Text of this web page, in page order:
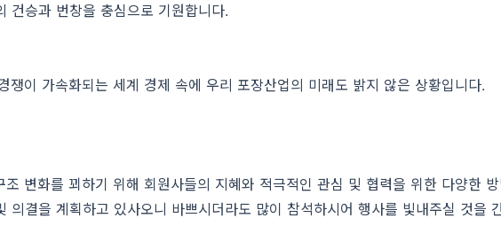
건승과 번창을 충심으로 기원합니다.
이 가속화되는 세계 경제 속에 우리 포장산업의 미래도 밝지 않은 상황입니다.
변화를 꾀하기 위해 회원사들의 지혜와 적극적인 관심 및 협력을 위한 다양한
의결을 계획하고 있사오니 바쁘시더라도 많이 참석하시어 행사를 빛내주실 것을